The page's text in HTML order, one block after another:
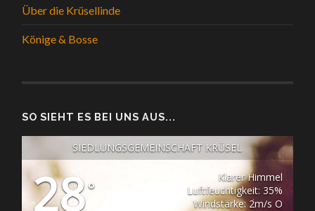
Über die Krüsellinde
Könige & Bosse
SO SIEHT ES BEI UNS AUS...
SIEDLUNGSGEMEINSCHAFT KRÜSEL
28°
Klarer Himmel
Luftfeuchtigkeit: 35%
Windstärke: 2m/s O